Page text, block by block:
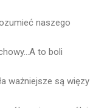
naszego
to boli
ważniejsze są więzy